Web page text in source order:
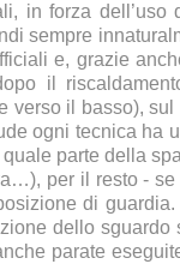
in forza
sempre
e, grazie
il
il basso),
ogni tecnica
parte della
per il resto -
di
dello
parate